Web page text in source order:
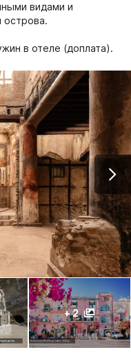
видами и
в отеле (доплата).
+ 2